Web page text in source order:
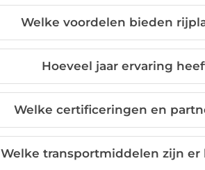
Welke voordelen bieden
Hoeveel jaar ervaring
Welke certificeringen en
Welke transportmiddelen zijn er